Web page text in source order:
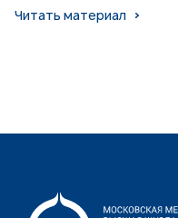
Читать материал